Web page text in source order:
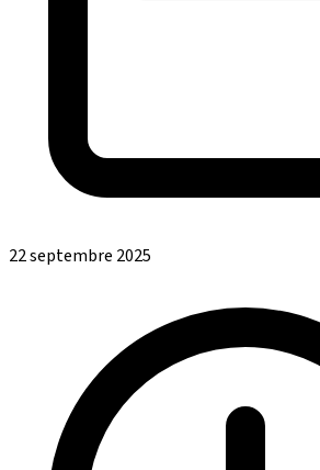
22 septembre 2025